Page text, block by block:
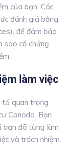
của bạn. Các
đánh giá bằng
để đảm bảo
sao có chứng
làm việc
tố quan trọng
Canada. Bạn
bạn đã từng làm
và trách nhiệm.